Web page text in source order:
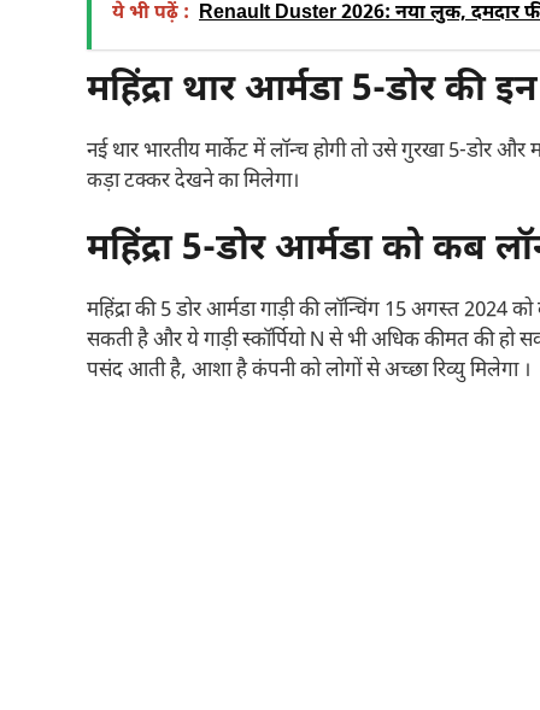
ये भी पढ़ें : Renault Duster 2026: नया लुक, दमदार
महिंद्रा थार आर्मडा 5-डोरकी इन
नई थार भारतीय मार्केट में लॉन्च होगी तो उसे गुरखा 5-डोर
कड़ा टक्कर देखने का मिलेगा।
महिंद्रा 5-डोर आर्मडा को कब
महिंद्रा की 5 डोर आर्मडा गाड़ी की लॉन्चिंग 15 अगस्त 2024
सकती है और ये गाड़ी स्कॉर्पियो N से भी अधिक कीमत की हो
पसंद आती है, आशा है कंपनी को लोगों से अच्छा रिव्यु मिलेगा ।